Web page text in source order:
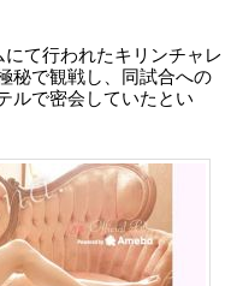
て行われたキリンチャレ
秘で観戦し、同試合への
ルで密会していたとい